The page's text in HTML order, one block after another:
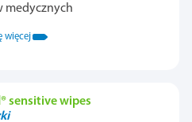
medycznych
więcej
sensitive wipes